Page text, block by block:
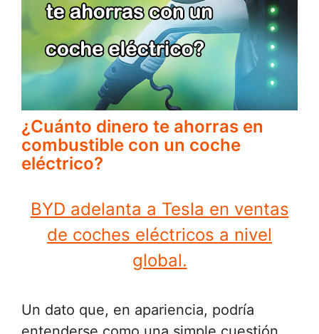
¿Cuánto dinero te ahorras en
combustible con un coche
eléctrico?
BYD adelanta a Tesla en ventas
de coches eléctricos a nivel
global.
Un dato que, en apariencia, podría